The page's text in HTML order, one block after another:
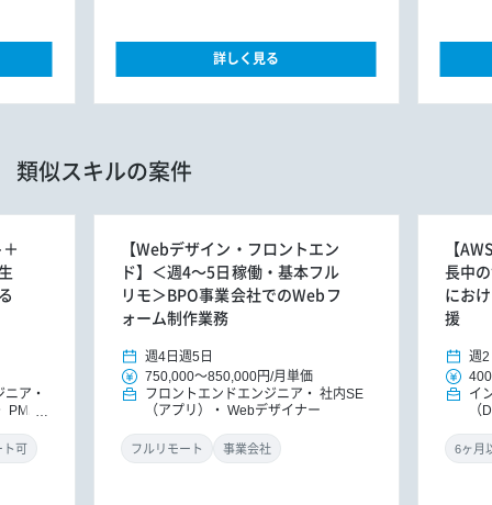
詳しく見る
類似スキルの案件
ニア
PM/P
ト可
【Webデザイン・フロントエン
ド】＜週4～5日稼働・基本フル
リモ＞BPO事業会社でのWebフ
ォーム制作業務
週4日 週5日
750,000～850,000円/月単価
フロントエンドエンジニア
社内SE
（アプリ）
Webデザイナー
フルリモート 事業会社
【
長中
にお
援
週2
イ
（